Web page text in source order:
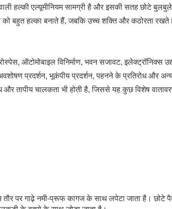
हल्की एल्यूमीनियम सामग्री है और इसकी सतह छोटे
को बहुत हल्का बनाते हैं, जबकि उच्च शक्ति और कठोरता
ऑटोमोबाइल विनिर्माण, भवन सजावट, इलेक्ट्रॉनिक्स
प्रदर्शन, भूकंपीय प्रदर्शन, पहनने के प्रतिरोध और
और तापीय चालकता भी होती है, जिससे यह कुछ विशेष
पर गाढ़े नमी-प्रूफ कागज के साथ लपेटा जाता है। छोटे